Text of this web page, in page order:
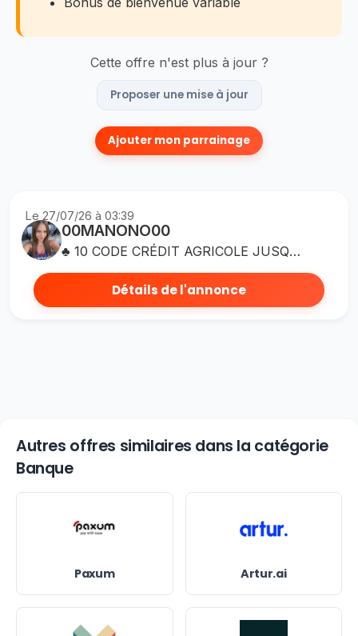
Cette offre n'est plus à jour ?
Proposer une mise à jour
Ajouter mon parrainage
Le 27/07/26 à 03:39
00MANONO00
♣ 10 CODE CRÉDIT AGRICOLE JUSQU’À 140€ OFFERTS ♣ ♣Bonjour, tu souhaites ouvrir un compte au Crédit Agricole ? Utilise mon code de parrainage à usage unique BLAYV84. ♣Clique ici pour en savoir plus et connaître tes avantages https://www.credit-agricole.fr/ca-centreloire/particulier/campagnes/parrainage.html?code-parrainage=BLAYV84&offre=parrainagenatio ♣Bonjour, tu souhaites ouvrir un compte au Crédit Agricole ? Utilise mon code de parrainage à usage unique RHG88GG. ♣Clique ici pour en savoir plus et connaître tes avantages https://www.credit-agricole.fr/ca-centreloire/particulier/campagnes/parrainage.html?code-parrainage=RHG88GG&offre=parrainagenatio ♣Bonjour, tu souhaites ouvrir un compte au Crédit Agricole ? Utilise mon code de parrainage à usage unique F69GCHJ. ♣Clique ici pour en savoir plus et connaître tes avantages https://www.credit-agricole.fr/ca-centreloire/particulier/campagnes/parrainage.html?code-parrainage=F69GCHJ&offre=parrainagenatio ♣Bonjour, tu souhaites ouvrir un compte au Crédit Agricole ? Utilise mon code de parrainage à usage unique C7ZNKJX. ♣Clique ici pour en savoir plus et connaître tes avantages https://www.credit-agricole.fr/ca-centreloire/particulier/campagnes/parrainage.html?code-parrainage=C7ZNKJX&offre=parrainagenatio ♣Bonjour, tu souhaites ouvrir un compte au Crédit Agricole ? Utilise mon code de parrainage à usage unique VNZ4YB3. ♣Clique ici pour en savoir plus et connaître tes avantages https://www.credit-agricole.fr/ca-centreloire/particulier/campagnes/parrainage.html?code-parrainage=VNZ4YB3&offre=parrainagenatio ♣Bonjour, tu souhaites ouvrir un compte au Crédit Agricole ? Utilise mon code de parrainage à usage unique 4G3BUZY. ♣Clique ici pour en savoir plus et connaître tes avantages https://www.credit-agricole.fr/ca-centreloire/particulier/campagnes/parrainage.html?code-parrainage=4G3BUZY&offre=parrainagenatio ♣Bonjour, tu souhaites ouvrir un compte au Crédit Agricole ? Utilise mon code de parrainage à usage unique 7TGDBTM. ♣Clique ici pour en savoir plus et connaître tes avantages https://www.credit-agricole.fr/ca-centreloire/particulier/campagnes/parrainage.html?code-parrainage=7TGDBTM&offre=parrainagenatio ♣Bonjour, tu souhaites ouvrir un compte au Crédit Agricole ? Utilise mon code de parrainage à usage unique K2TV3Z4. ♣Clique ici pour en savoir plus et connaître tes avantages https://www.credit-agricole.fr/ca-centreloire/particulier/campagnes/parrainage.html?code-parrainage=K2TV3Z4&offre=parrainagenatio ♣Bonjour, tu souhaites ouvrir un compte au Crédit Agricole ? Utilise mon code de parrainage à usage unique C4XBMZT. Clique ici pour en savoir plus et connaître tes avantages https://www.credit-agricole.fr/ca-centreloire/particulier/campagnes/parrainage.html?code-parrainage=C4XBMZT&offre=parrainagenatio ♣ Bonjour, tu souhaites ouvrir un compte au Crédit Agricole ? Utilise mon code de parrainage à usage unique 7RDZ88R. ♣Clique ici pour en savoir plus et connaître tes avantages https://www.credit-agricole.fr/ca-centreloire/particulier/campagnes/parrainage.html?code-parrainage=7RDZ88R&offre=parrainagenatio
Détails de l'annonce
Autres offres similaires dans la catégorie
Banque
Paxum Artur.ai